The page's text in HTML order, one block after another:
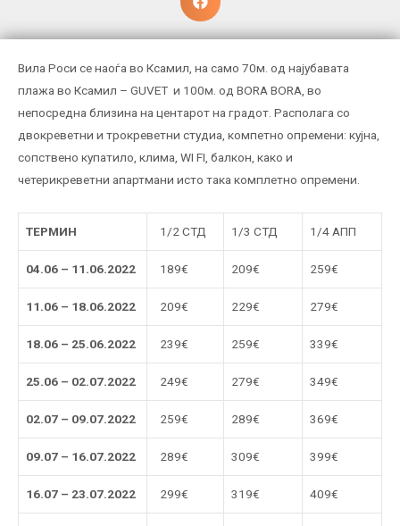
Вила Роси се наоѓа во Ксамил, на само 70м. од најубавата
плажа во Ксамил – GUVET и 100м. од BORA BORA, во
непосредна близина на центарот на градот. Располага со
двокреветни и трокреветни студиа, компетно опремени: кујна,
сопствено купатило, клима, WI FI, балкон, како и
четерикреветни апартмани исто така комплетно опремени.
ТЕРМИН 1/2 СТД 1/3 СТД 1/4 АПП
04.06 – 11.06.2022 189€ 209€ 259€
11.06 – 18.06.2022 209€ 229€ 279€
18.06 – 25.06.2022 239€ 259€ 339€
25.06 – 02.07.2022 249€ 279€ 349€
02.07 – 09.07.2022 259€ 289€ 369€
09.07 – 16.07.2022 289€ 309€ 399€
16.07 – 23.07.2022 299€ 319€ 409€